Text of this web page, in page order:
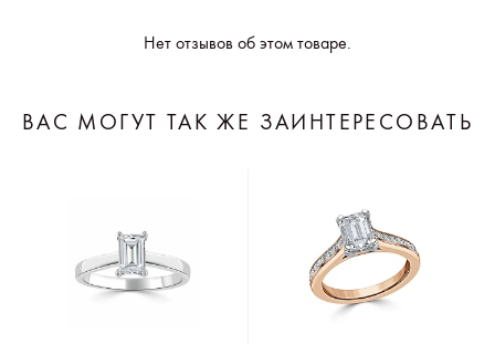
Нет отзывов об этом товаре.
ВАС МОГУТ ТАК ЖЕ ЗАИНТЕРЕСОВАТЬ